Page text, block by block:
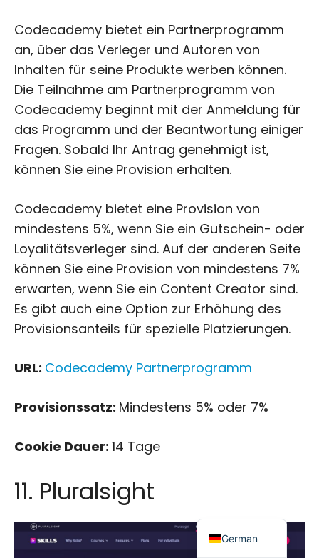
Codecademy bietet ein Partnerprogramm
an, über das Verleger und Autoren von
Inhalten für seine Produkte werben können.
Die Teilnahme am Partnerprogramm von
Codecademy beginnt mit der Anmeldung für
das Programm und der Beantwortung einiger
Fragen. Sobald Ihr Antrag genehmigt ist,
können Sie eine Provision erhalten.
Codecademy bietet eine Provision von
mindestens 5%, wenn Sie ein Gutschein- oder
Loyalitätsverleger sind. Auf der anderen Seite
können Sie eine Provision von mindestens 7%
erwarten, wenn Sie ein Content Creator sind.
Es gibt auch eine Option zur Erhöhung des
Provisionsanteils für spezielle Platzierungen.
URL: Codecademy Partnerprogramm
Provisionssatz: Mindestens 5% oder 7%
Cookie Dauer: 14 Tage
11. Pluralsight
German
Russian